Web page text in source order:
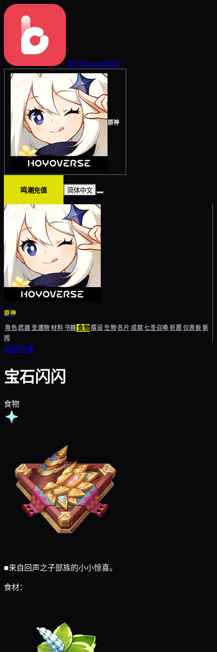
BitTopup Wiki
原神
鸣潮充值 简体中文
原神
角色武器圣遗物材料书籍食物摆设生物名片成就七圣召唤祈愿仪表板新
闻
返回列表
宝石闪闪
食物
■来自回声之子部族的小小惊喜。
食材：